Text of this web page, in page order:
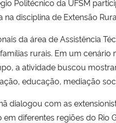
Politécnico da UFSM
na disciplina de Extensão
da área de Assistência
rurais. Em um
a atividade buscou
educação, mediação
dialogou com as
diferentes regiões do Rio